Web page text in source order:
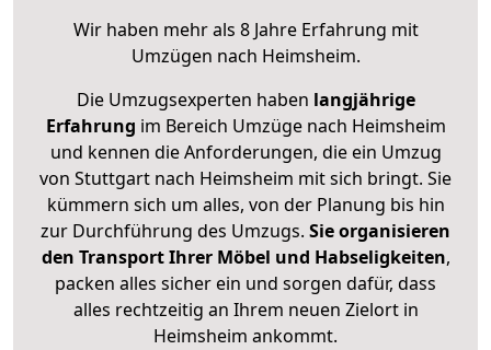
Wir haben mehr als 8 Jahre Erfahrung mit
Umzügen nach Heimsheim.
Die Umzugsexperten haben langjährige
Erfahrung im Bereich Umzüge nach Heimsheim
und kennen die Anforderungen, die ein Umzug
von Stuttgart nach Heimsheim mit sich bringt. Sie
kümmern sich um alles, von der Planung bis hin
zur Durchführung des Umzugs. Sie organisieren
den Transport Ihrer Möbel und Habseligkeiten,
packen alles sicher ein und sorgen dafür, dass
alles rechtzeitig an Ihrem neuen Zielort in
Heimsheim ankommt.